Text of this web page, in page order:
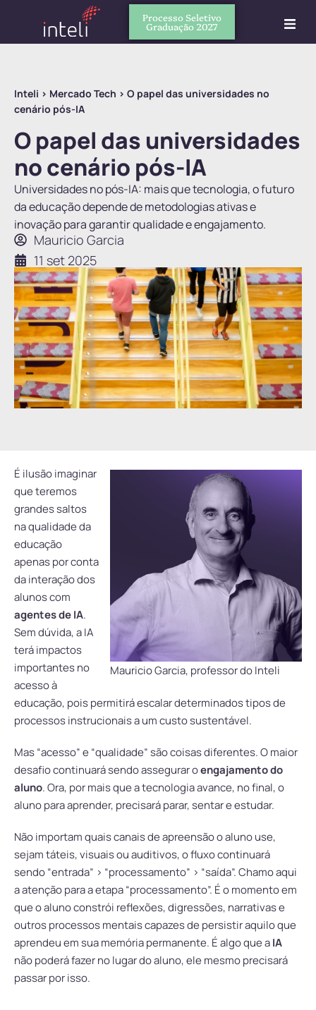
Processo Seletivo
Graduação 2027
Inteli > Mercado Tech > O papel das universidades no
cenário pós-IA
O papel das universidades
no cenário pós-IA
Universidades no pós-IA: mais que tecnologia, o futuro
da educação depende de metodologias ativas e
inovação para garantir qualidade e engajamento.
Mauricio Garcia
11 set 2025
Mauricio Garcia, professor do Inteli
É ilusão imaginar
que teremos
grandes saltos
na qualidade da
educação
apenas por conta
da interação dos
alunos com
agentes de IA.
Sem dúvida, a IA
terá impactos
importantes no
acesso à
educação, pois permitirá escalar determinados tipos de
processos instrucionais a um custo sustentável.
Mas “acesso” e “qualidade” são coisas diferentes. O maior
desafio continuará sendo assegurar oengajamento do
aluno. Ora, por mais que a tecnologia avance, no final, o
aluno para aprender, precisará parar, sentar e estudar.
Não importam quais canais de apreensão o aluno use,
sejam táteis, visuais ou auditivos, o fluxo continuará
sendo “entrada” > “processamento” > “saída”. Chamo aqui
a atenção para a etapa “processamento”. É o momento em
que o aluno constrói reflexões, digressões, narrativas e
outros processos mentais capazes de persistir aquilo que
aprendeu em sua memória permanente. É algo que aIA
não poderá fazer no lugar do aluno, ele mesmo precisará
passar por isso.